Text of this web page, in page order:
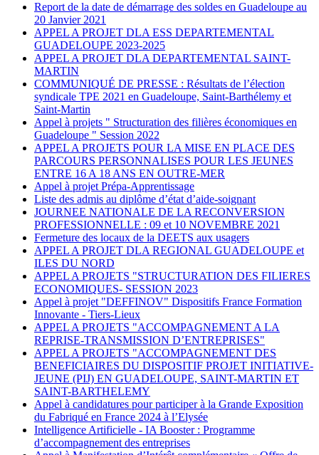
Report de la date de démarrage des soldes en Guadeloupe au
20 Janvier 2021
APPEL A PROJET DLA ESS DEPARTEMENTAL
GUADELOUPE 2023-2025
APPEL A PROJET DLA DEPARTEMENTAL SAINT-
MARTIN
COMMUNIQUÉ DE PRESSE : Résultats de l’élection
syndicale TPE 2021 en Guadeloupe, Saint-Barthélemy et
Saint-Martin
Appel à projets " Structuration des filières économiques en
Guadeloupe " Session 2022
APPEL A PROJETS POUR LA MISE EN PLACE DES
PARCOURS PERSONNALISES POUR LES JEUNES
ENTRE 16 A 18 ANS EN OUTRE-MER
Appel à projet Prépa-Apprentissage
Liste des admis au diplôme d’état d’aide-soignant
JOURNEE NATIONALE DE LA RECONVERSION
PROFESSIONNELLE : 09 et 10 NOVEMBRE 2021
Fermeture des locaux de la DEETS aux usagers
APPEL A PROJET DLA REGIONAL GUADELOUPE et
ILES DU NORD
APPEL A PROJETS "STRUCTURATION DES FILIERES
ECONOMIQUES- SESSION 2023
Appel à projet "DEFFINOV" Dispositifs France Formation
Innovante - Tiers-Lieux
APPEL A PROJETS "ACCOMPAGNEMENT A LA
REPRISE-TRANSMISSION D’ENTREPRISES"
APPEL A PROJETS "ACCOMPAGNEMENT DES
BENEFICIAIRES DU DISPOSITIF PROJET INITIATIVE-
JEUNE (PIJ) EN GUADELOUPE, SAINT-MARTIN ET
SAINT-BARTHELEMY
Appel à candidatures pour participer à la Grande Exposition
du Fabriqué en France 2024 à l’Elysée
Intelligence Artificielle - IA Booster : Programme
d’accompagnement des entreprises